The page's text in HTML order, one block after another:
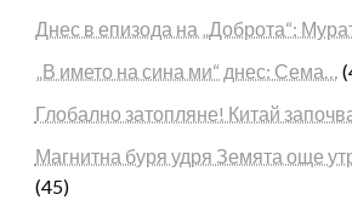
Днес в епизода на „Доброта“:
„В името на сина ми“ днес: Сема…
Глобално затопляне! Китай
Магнитна буря удря Земята още
(45)